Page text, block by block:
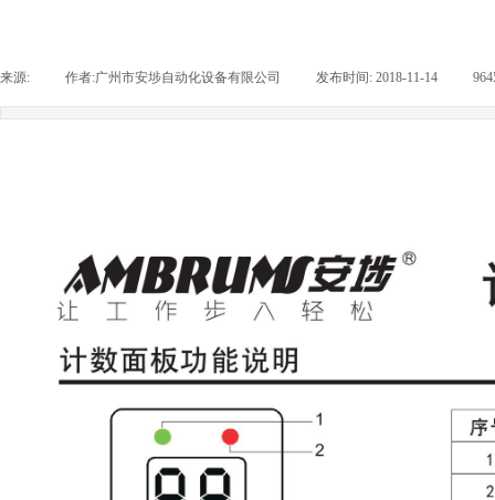
来源: 作者:广州市安埗自动化设备有限公司 发布时间: 2018-11-14